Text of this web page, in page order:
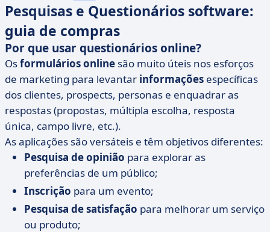
Pesquisas e Questionários software:
guia de compras
Por que usar questionários online?
Osformulários online são muito úteis nos esforços
de marketing para levantar informações específicas
dos clientes, prospects, personas e enquadrar as
respostas (propostas, múltipla escolha, resposta
única, campo livre, etc.).
As aplicações são versáteis e têm objetivos diferentes:
Pesquisa de opinião para explorar as
preferências de um público;
Inscrição para um evento;
Pesquisa de satisfação para melhorar um serviço
ou produto;